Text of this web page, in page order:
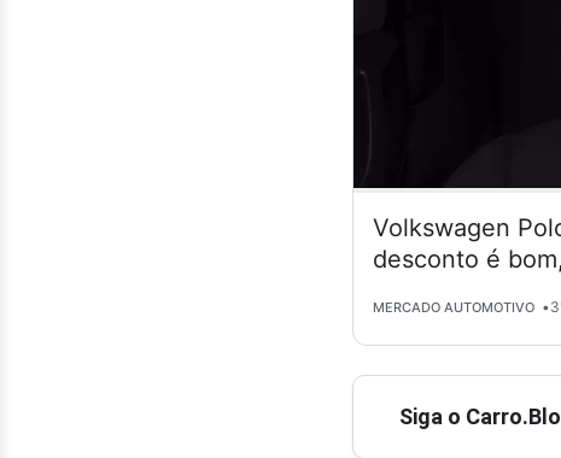
Volkswagen
desconto é
MERCADO AUTOMOTIVO •
Siga o